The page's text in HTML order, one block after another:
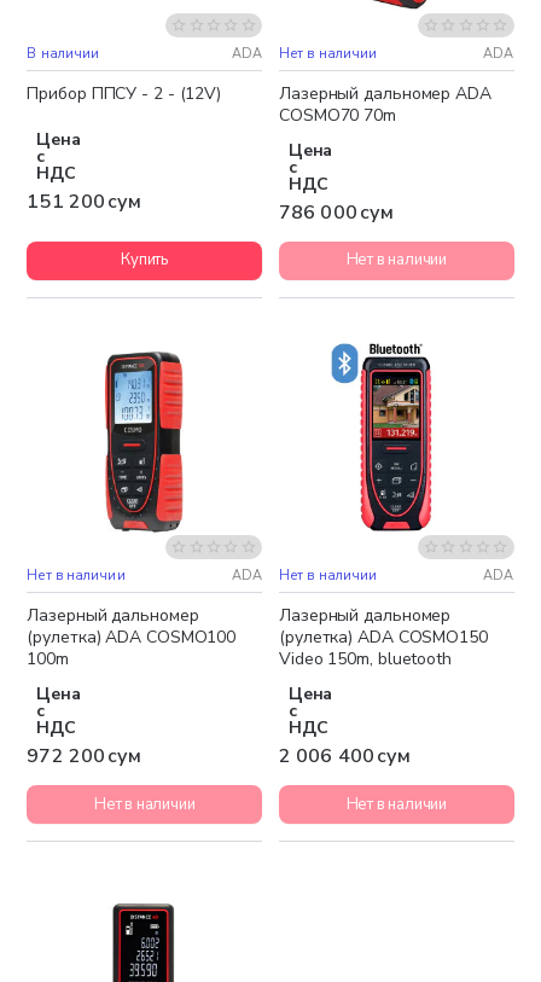
В наличии ADA
Прибор ППСУ - 2 - (12V)
Цена
с
НДС
151 200 сум
Купить
Нет в наличии ADA
Лазерный дальномер ADA
COSMO70 70m
Цена
с
НДС
786 000 сум
Нет в наличии
Нет в наличии ADA
Лазерный дальномер
(рулетка) ADA COSMO100
100m
Цена
с
НДС
972 200 сум
Нет в наличии
Бесплатная доставка
Нет в наличии ADA
Лазерный дальномер
(рулетка) ADA COSMO150
Video 150m, bluetooth
Цена
с
НДС
2 006 400 сум
Нет в наличии